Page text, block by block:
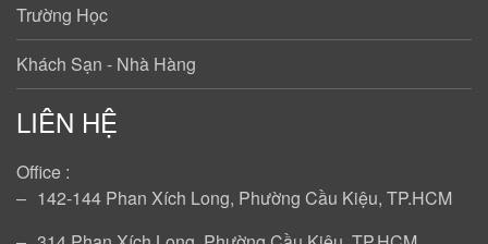
Trường Học
Khách Sạn - Nhà Hàng
LIÊN HỆ
Office :
‒ 142-144 Phan Xích Long, Phường Cầu Kiệu, TP.HCM